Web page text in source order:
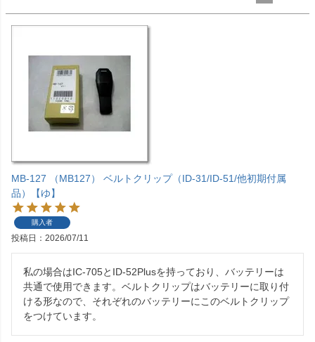
MB-127 （MB127） ベルトクリップ（ID-31/ID-51/他初期付属
品）【ゆ】
購入者
投稿日 2026/07/11
私の場合はIC-705とID-52Plusを持っており、バッテリーは
共通で使用できます。ベルトクリップはバッテリーに取り付
ける形なので、それぞれのバッテリーにこのベルトクリップ
をつけています。